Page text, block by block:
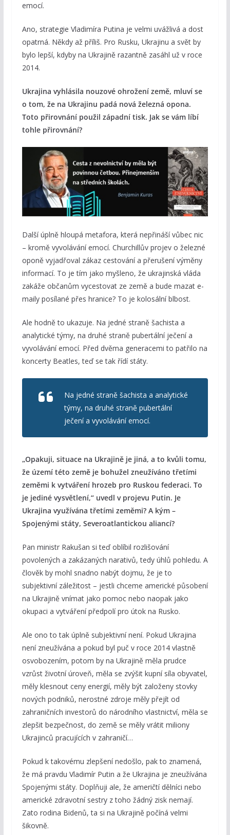
emocí.
Ano, strategie Vladimíra Putina je velmi uvážlivá a dost
opatrná. Někdy až příliš. Pro Rusku, Ukrajinu a svět by
bylo lepší, kdyby na Ukrajině razantně zasáhl už v roce
2014.
Ukrajina vyhlásila nouzové ohrožení země, mluví se
o tom, že na Ukrajinu padá nová železná opona.
Toto přirovnání použil západní tisk. Jak se vám líbí
tohle přirovnání?
Další úplně hloupá metafora, která nepřináší vůbec nic
– kromě vyvolávání emocí. Churchillův projev o železné
oponě vyjadřoval zákaz cestování a přerušení výměny
informací. To je tím jako myšleno, že ukrajinská vláda
zakáže občanům vycestovat ze země a bude mazat e-
maily posílané přes hranice? To je kolosální blbost.
Ale hodně to ukazuje. Na jedné straně šachista a
analytické týmy, na druhé straně pubertální ječení a
vyvolávání emocí. Před dvěma generacemi to patřilo na
koncerty Beatles, teď se tak řídí státy.
Na jedné straně šachista a analytické
týmy, na druhé straně pubertální
ječení a vyvolávání emocí.
„Opakuji, situace na Ukrajině je jiná, a to kvůli tomu,
že území této země je bohužel zneužíváno třetími
zeměmi k vytváření hrozeb pro Ruskou federaci. To
je jediné vysvětlení,“ uvedl v projevu Putin. Je
Ukrajina využívána třetími zeměmi? A kým –
Spojenými státy, Severoatlantickou aliancí?
Pan ministr Rakušan si teď oblíbil rozlišování
povolených a zakázaných narativů, tedy úhlů pohledu. A
člověk by mohl snadno nabýt dojmu, že je to
subjektivní záležitost – jestli chceme americké působení
na Ukrajině vnímat jako pomoc nebo naopak jako
okupaci a vytváření předpolí pro útok na Rusko.
Ale ono to tak úplně subjektivní není. Pokud Ukrajina
není zneužívána a pokud byl puč v roce 2014 vlastně
osvobozením, potom by na Ukrajině měla prudce
vzrůst životní úroveň, měla se zvýšit kupní síla obyvatel,
měly klesnout ceny energií, měly být založeny stovky
nových podniků, nerostné zdroje měly přejít od
zahraničních investorů do národního vlastnictví, měla se
zlepšit bezpečnost, do země se měly vrátit miliony
Ukrajinců pracujících v zahraničí…
Pokud k takovému zlepšení nedošlo, pak to znamená,
že má pravdu Vladimír Putin a že Ukrajina je zneužívána
Spojenými státy. Doplňuji ale, že američtí dělníci nebo
americké zdravotní sestry z toho žádný zisk nemají.
Zato rodina Bidenů, ta si na Ukrajině počíná velmi
šikovně.